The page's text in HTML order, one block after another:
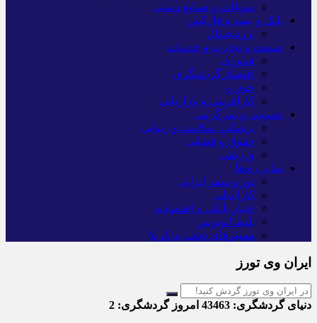
سوغات و صنایع دستی
بانک و بیمه و فارکس
ارزدیجیتال
صنعت و تجارت و خدمات
فناوری
اقتصاد گردشگری
خودرو
کارآفرینی و بازاریابی
عمومی و سرگرمی
پزشکی، سلامت و زیبایی
حقوق و قضایی
ورزشی
سایر راه‌ها
تور و سفر ایرانی
کارا دیلی
اخبار بانکی و اقتصادی
بلیط اتوبوس
مسیرهای نجف به کربلا
ایران وی تورز
دنیای گردشگری: امروز گردشگری: